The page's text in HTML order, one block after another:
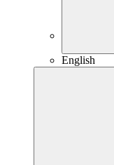
English